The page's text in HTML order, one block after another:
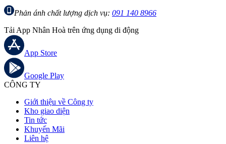
Phản ánh chất lượng dịch vụ: 091 140 8966
Tải App Nhân Hoà trên ứng dụng di động
App Store
Google Play
CÔNG TY
Giới thiệu về Công ty
Kho giao diện
Tin tức
Khuyến Mãi
Liên hệ